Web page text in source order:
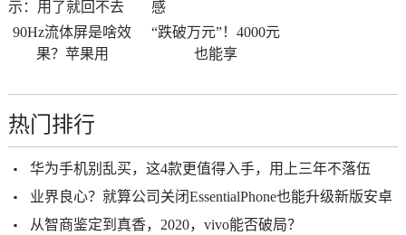
90Hz流体屏是啥效
果？苹果用
“跌破万元”！4000元
也能享
热门排行
华为手机别乱买，这4款更值得入手，用上三年不落伍
业界良心？就算公司关闭EssentialPhone也能升级新版安卓
从智商鉴定到真香，2020，vivo能否破局？